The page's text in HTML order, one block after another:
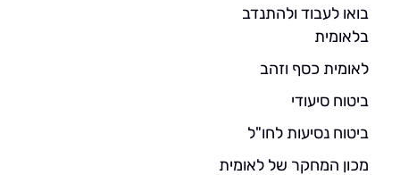
בואו לעבוד ולהתנדב
בלאומית
לאומית כסף וזהב
ביטוח סיעודי
ביטוח נסיעות לחו"ל
מכון המחקר של לאומית